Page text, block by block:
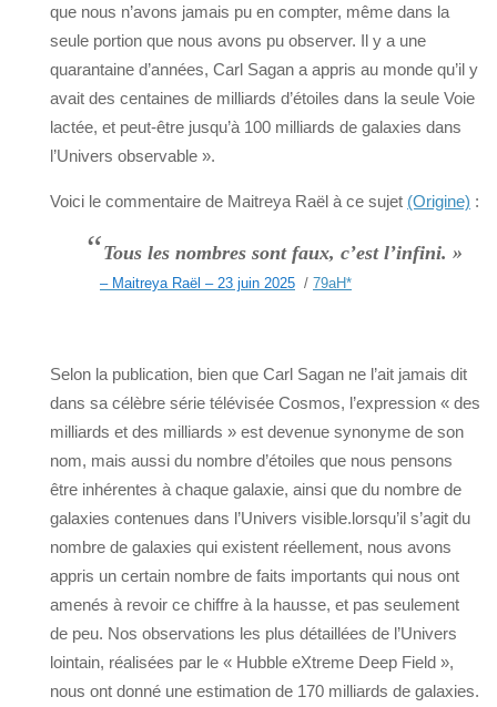
que nous n’avons jamais pu en compter, même dans la
seule portion que nous avons pu observer. Il y a une
quarantaine d’années, Carl Sagan a appris au monde qu’il y
avait des centaines de milliards d’étoiles dans la seule Voie
lactée, et peut-être jusqu’à 100 milliards de galaxies dans
l’Univers observable ».
Voici le commentaire de Maitreya Raël à ce sujet (Origine) :
“Tous les nombres sont faux, c’est l’infini. »
– Maitreya Raël – 23 juin 2025 / 79aH*
Selon la publication, bien que Carl Sagan ne l’ait jamais dit
dans sa célèbre série télévisée Cosmos, l’expression « des
milliards et des milliards » est devenue synonyme de son
nom, mais aussi du nombre d’étoiles que nous pensons
être inhérentes à chaque galaxie, ainsi que du nombre de
galaxies contenues dans l’Univers visible.lorsqu’il s’agit du
nombre de galaxies qui existent réellement, nous avons
appris un certain nombre de faits importants qui nous ont
amenés à revoir ce chiffre à la hausse, et pas seulement
de peu. Nos observations les plus détaillées de l’Univers
lointain, réalisées par le « Hubble eXtreme Deep Field »,
nous ont donné une estimation de 170 milliards de galaxies.